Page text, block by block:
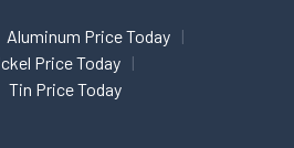
Aluminum Price Today
Price Today
Tin Price Today